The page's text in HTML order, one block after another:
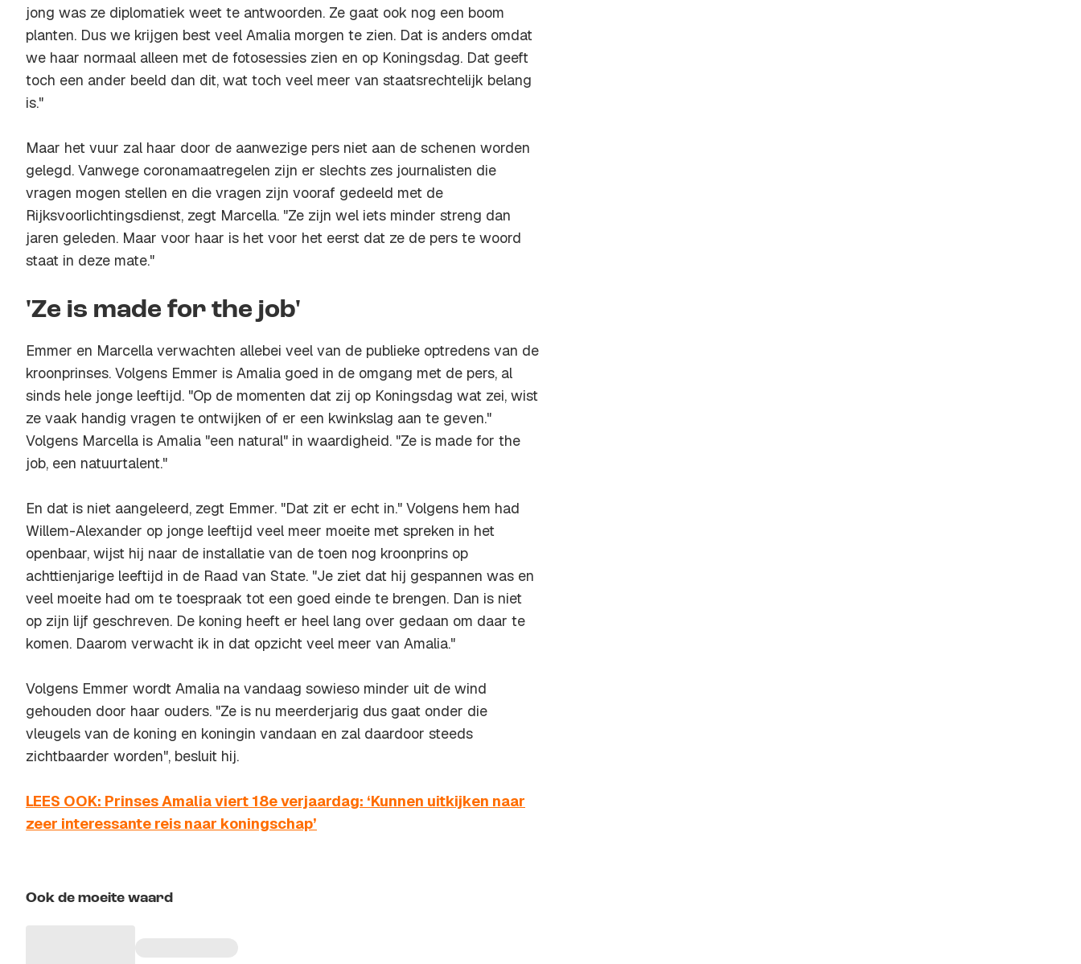
jong was ze diplomatiek weet te antwoorden. Ze gaat ook nog een boom
planten. Dus we krijgen best veel Amalia morgen te zien. Dat is anders omdat
we haar normaal alleen met de fotosessies zien en op Koningsdag. Dat geeft
toch een ander beeld dan dit, wat toch veel meer van staatsrechtelijk belang
is."
Maar het vuur zal haar door de aanwezige pers niet aan de schenen worden
gelegd. Vanwege coronamaatregelen zijn er slechts zes journalisten die
vragen mogen stellen en die vragen zijn vooraf gedeeld met de
Rijksvoorlichtingsdienst, zegt Marcella. "Ze zijn wel iets minder streng dan
jaren geleden. Maar voor haar is het voor het eerst dat ze de pers te woord
staat in deze mate."
'Ze is made for the job'
Emmer en Marcella verwachten allebei veel van de publieke optredens van de
kroonprinses. Volgens Emmer is Amalia goed in de omgang met de pers, al
sinds hele jonge leeftijd. "Op de momenten dat zij op Koningsdag wat zei, wist
ze vaak handig vragen te ontwijken of er een kwinkslag aan te geven."
Volgens Marcella is Amalia "een natural" in waardigheid. "Ze is made for the
job, een natuurtalent."
En dat is niet aangeleerd, zegt Emmer. "Dat zit er echt in." Volgens hem had
Willem-Alexander op jonge leeftijd veel meer moeite met spreken in het
openbaar, wijst hij naar de installatie van de toen nog kroonprins op
achttienjarige leeftijd in de Raad van State. "Je ziet dat hij gespannen was en
veel moeite had om te toespraak tot een goed einde te brengen. Dan is niet
op zijn lijf geschreven. De koning heeft er heel lang over gedaan om daar te
komen. Daarom verwacht ik in dat opzicht veel meer van Amalia."
Volgens Emmer wordt Amalia na vandaag sowieso minder uit de wind
gehouden door haar ouders. "Ze is nu meerderjarig dus gaat onder die
vleugels van de koning en koningin vandaan en zal daardoor steeds
zichtbaarder worden", besluit hij.
LEES OOK: Prinses Amalia viert 18e verjaardag: ‘Kunnen uitkijken naar
zeer interessante reis naar koningschap’
Ook de moeite waard